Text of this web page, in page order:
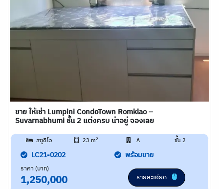
ขาย ให้เช่า Lumpini CondoTown Romklao –
Suvarnabhumi ชั้น 2 แต่งครบ น่าอยู่ จองเลย
สตูดิโอ 23 m2 A ชั้น 2
LC21-0202 พร้อมขาย
ราคา (บาท)
1,250,000 รายละเอียด